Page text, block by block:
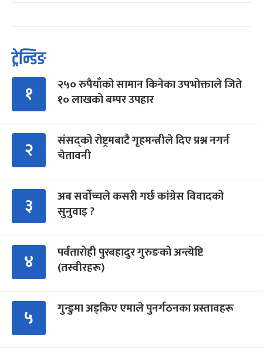
ट्रेन्डिङ
१
२५० रुपैयाँको सामान किनेका उपभोक्ताले जिते
१० लाखको बम्पर उपहार
२
संसद्को रोष्ट्रमबाटै गृहमन्त्रीले दिए प्रश्न नगर्न
चेतावनी
३
अब सर्वोच्चले कसरी गर्छ कांग्रेस विवादको
सुनुवाइ ?
४
पर्वतारोही पुरबहादुर गुरुङको अन्त्येष्टि
(तस्वीरहरू)
५ गुन्डुमा अड्किए एमाले पुनर्गठनका प्रस्तावहरू